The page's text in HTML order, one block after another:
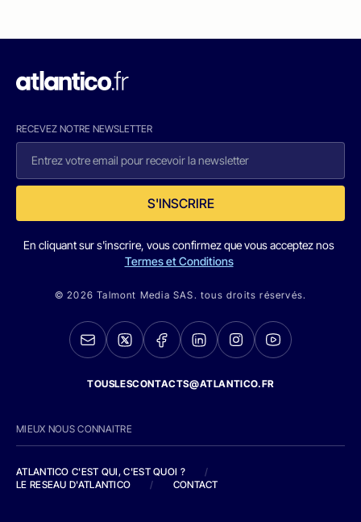
RECEVEZ NOTRE NEWSLETTER
S'INSCRIRE
En cliquant sur s'inscrire, vous confirmez que vous acceptez nos
Termes et Conditions
© 2026 Talmont Media SAS. tous droits réservés.
TOUSLESCONTACTS@ATLANTICO.FR
MIEUX NOUS CONNAITRE
ATLANTICO C'EST QUI, C'EST QUOI ?
/
LE RESEAU D'ATLANTICO
/ CONTACT